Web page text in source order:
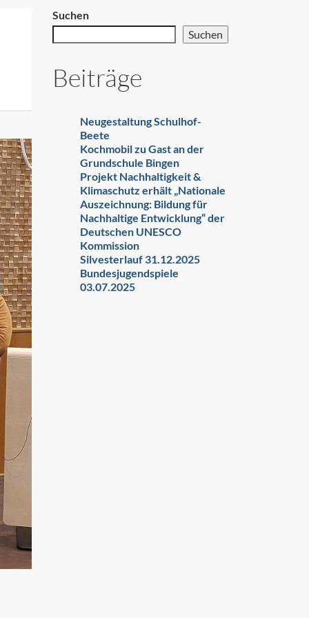
Suchen
Suchen
Beiträge
Neugestaltung Schulhof-
Beete
Kochmobil zu Gast an der
Grundschule Bingen
Projekt Nachhaltigkeit &
Klimaschutz erhält „Nationale
Auszeichnung: Bildung für
Nachhaltige Entwicklung“ der
Deutschen UNESCO
Kommission
Silvesterlauf 31.12.2025
Bundesjugendspiele
03.07.2025